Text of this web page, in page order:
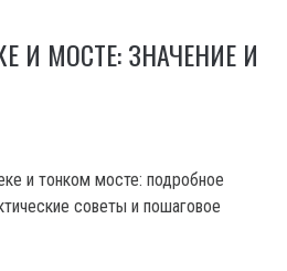
И МОСТЕ: ЗНАЧЕНИЕ И
и тонком мосте: подробное
советы и пошаговое